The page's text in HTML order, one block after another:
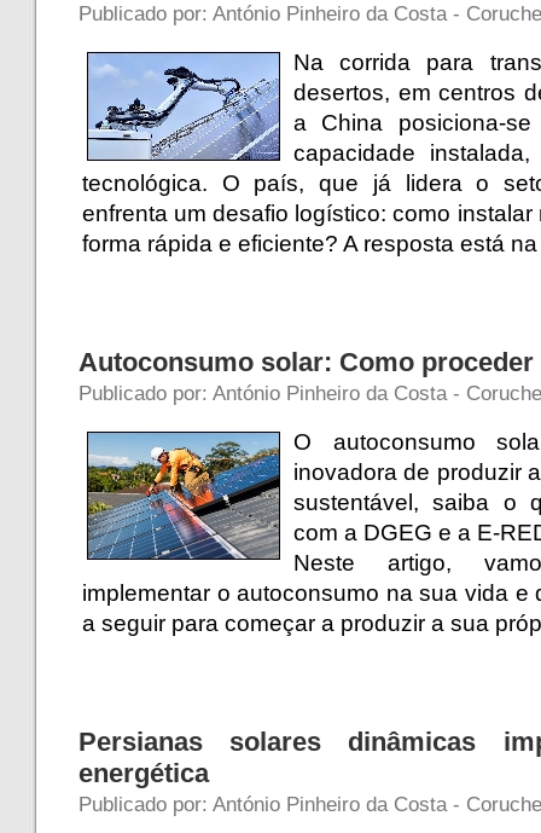
Publicado por: António Pinheiro da Costa -
Na corrida para
desertos, em centros
a China posiciona-
capacidade
tecnológica. O país, que já lidera o
enfrenta um desafio logístico: como
forma rápida e eficiente? A resposta está
Autoconsumo solar: Como proceder
Publicado por: António Pinheiro da Costa -
O autoconsumo
inovadora de produzir
sustentável, saiba o
com a DGEG e a E-
Neste artigo,
implementar o autoconsumo na sua vida
a seguir para começar a produzir a sua
Persianas solares dinâmicas
energética
Publicado por: António Pinheiro da Costa -